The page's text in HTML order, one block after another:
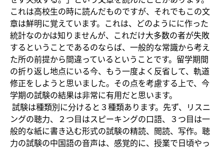
これは高校生の時に読んだものですが、それでもこの文
章は鮮明に覚えています。これは、どのようにに作った
統計なのかは知りませんが、これだけ大多数の者が失敗
するということであるのならば、一般的な常識から考え
た所の前提から間違っているということです。留学期間
の折り返し地点にいる今、もう一度よく反省して、軌道
修正をしようと思いました。その点を考慮する上で、今
学期の試験の結果は非常に有用だと思います。
試験は種類別に分けると３種類あります。先ず、リスニ
ングの聴力、２つ目はスピーキングの口語、３つ目は一
般的な紙に書き込む形式の試験の精読、閲読、写作。聴
力の試験の中国語の音声は、感覚的に、授業で日頃やっ